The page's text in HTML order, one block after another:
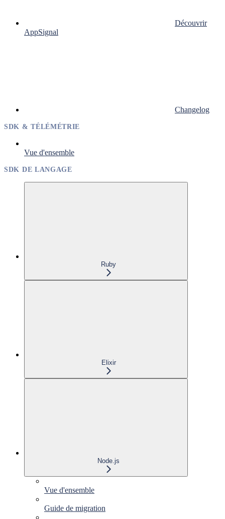
Découvrir
AppSignal
Changelog
SDK & TÉLÉMÉTRIE
Vue d'ensemble
SDK DE LANGAGE
Ruby
Elixir
Node.js
Vue d'ensemble
Guide de migration